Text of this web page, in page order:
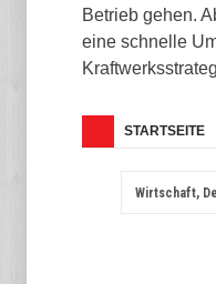
Betrieb gehen.
eine schnelle
STARTSEITE
Wirtschaft,